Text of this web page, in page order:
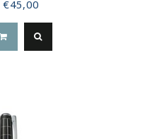
€45,00